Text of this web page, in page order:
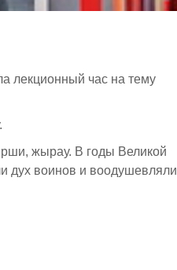
лекционный час на тему
жырау. В годы Великой
дух воинов и воодушевляли